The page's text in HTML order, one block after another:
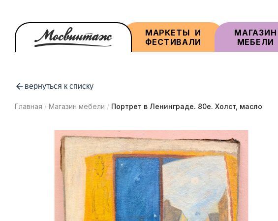
основному
содержанию
Основная
навигация
МАРКЕТЫ И
ФЕСТИВАЛИ
МАГАЗИН
МЕБЕЛИ
вернуться к списку
Главная / Магазин мебели / Портрет в Ленинграде. 80е. Холст, масло